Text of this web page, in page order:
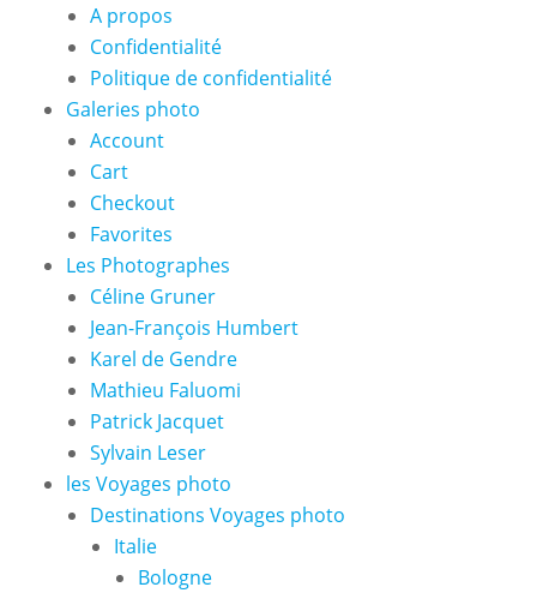
A propos
Confidentialité
Politique de confidentialité
Galeries photo
Account
Cart
Checkout
Favorites
Les Photographes
Céline Gruner
Jean-François Humbert
Karel de Gendre
Mathieu Faluomi
Patrick Jacquet
Sylvain Leser
les Voyages photo
Destinations Voyages photo
Italie
Bologne